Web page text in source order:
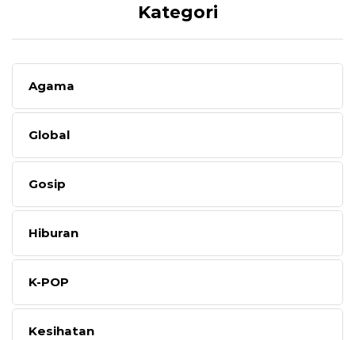
Kategori
Agama
Global
Gosip
Hiburan
K-POP
Kesihatan